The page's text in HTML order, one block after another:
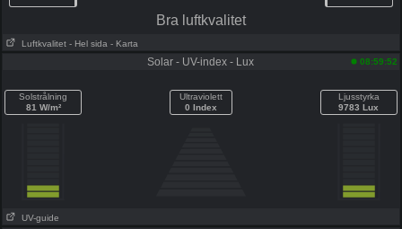
Bra luftkvalitet
Luftkvalitet - Hel sida - Karta
Solar - UV-index - Lux 08:59:52
Solstrålning
81 W/m²
Ultraviolett
0 Index
Ljusstyrka
9783 Lux
UV-guide